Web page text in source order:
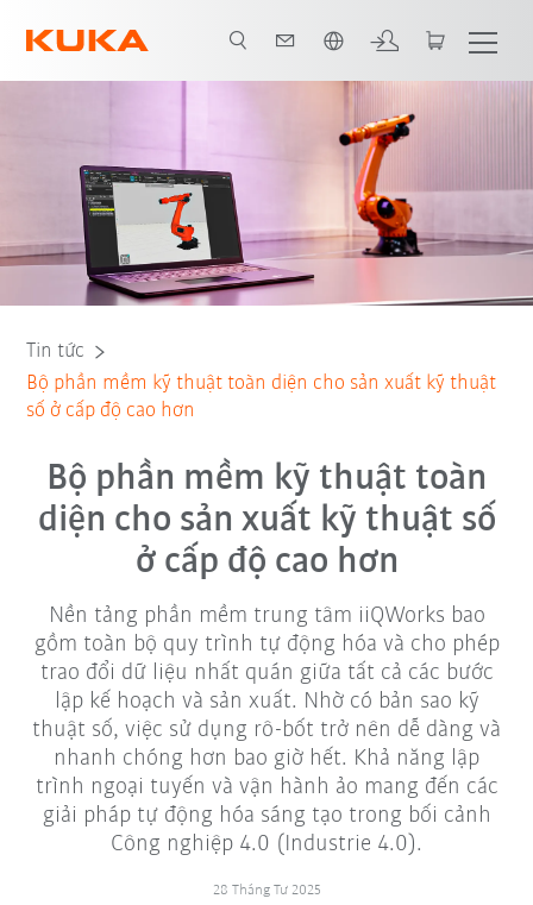
Tin tức
Bộ phần mềm kỹ thuật toàn diện cho sản xuất kỹ thuật
số ở cấp độ cao hơn
Bộ phần mềm kỹ thuật toàn
diện cho sản xuất kỹ thuật số
ở cấp độ cao hơn
Nền tảng phần mềm trung tâm iiQWorks bao
gồm toàn bộ quy trình tự động hóa và cho phép
trao đổi dữ liệu nhất quán giữa tất cả các bước
lập kế hoạch và sản xuất. Nhờ có bản sao kỹ
thuật số, việc sử dụng rô-bốt trở nên dễ dàng và
nhanh chóng hơn bao giờ hết. Khả năng lập
trình ngoại tuyến và vận hành ảo mang đến các
giải pháp tự động hóa sáng tạo trong bối cảnh
Công nghiệp 4.0 (Industrie 4.0).
28 Tháng Tư 2025